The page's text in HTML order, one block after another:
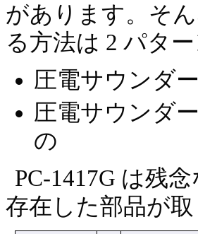
があります。そ
る方法は 2 パタ
圧電サウンダ
圧電サウンダ
の
PC-1417G は残
存在した部品が